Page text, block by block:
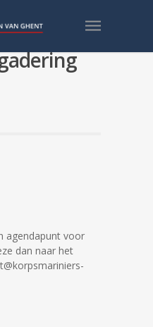
agendapunt voor
dan naar het